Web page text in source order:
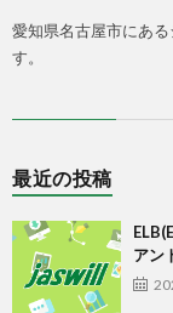
愛知県名古屋市にあ
す。
最近の投稿
アン